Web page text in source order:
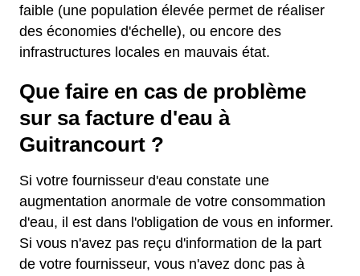
faible (une population élevée permet de réaliser
des économies d'échelle), ou encore des
infrastructures locales en mauvais état.
Que faire en cas de problème
sur sa facture d'eau à
Guitrancourt ?
Si votre fournisseur d'eau constate une
augmentation anormale de votre consommation
d'eau, il est dans l'obligation de vous en informer.
Si vous n'avez pas reçu d'information de la part
de votre fournisseur, vous n'avez donc pas à